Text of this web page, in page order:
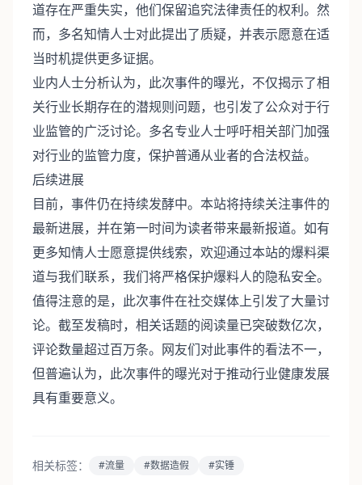
道存在严重失实，他们保留追究法律责任的权利。然
而，多名知情人士对此提出了质疑，并表示愿意在适
当时机提供更多证据。
业内人士分析认为，此次事件的曝光，不仅揭示了相
关行业长期存在的潜规则问题，也引发了公众对于行
业监管的广泛讨论。多名专业人士呼吁相关部门加强
对行业的监管力度，保护普通从业者的合法权益。
后续进展
目前，事件仍在持续发酵中。本站将持续关注事件的
最新进展，并在第一时间为读者带来最新报道。如有
更多知情人士愿意提供线索，欢迎通过本站的爆料渠
道与我们联系，我们将严格保护爆料人的隐私安全。
值得注意的是，此次事件在社交媒体上引发了大量讨
论。截至发稿时，相关话题的阅读量已突破数亿次，
评论数量超过百万条。网友们对此事件的看法不一，
但普遍认为，此次事件的曝光对于推动行业健康发展
具有重要意义。
相关标签： #流量 #数据造假 #实锤